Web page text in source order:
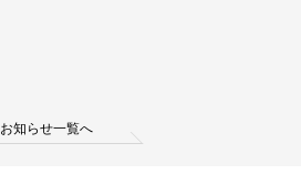
お知らせ一覧へ